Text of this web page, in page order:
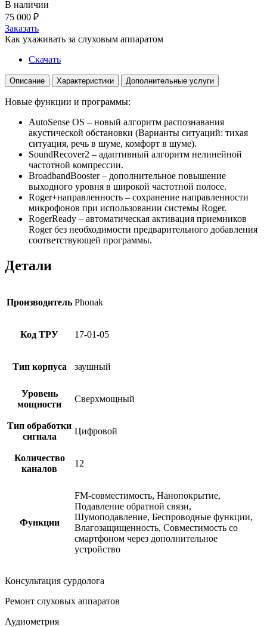
В наличии
75 000 ₽
Заказать
Как ухаживать за слуховым аппаратом
Скачать
Описание Характеристики Дополнительные услуги
Новые функции и программы:
AutoSense OS – новый алгоритм распознавания
акустической обстановки (Варианты ситуаций: тихая
ситуация, речь в шуме, комфорт в шуме).
SoundRecover2 – адаптивный алгоритм нелинейной
частотной компрессии.
BroadbandBooster – дополнительное повышение
выходного уровня в широкой частотной полосе.
Roger+направленность – сохранение направленности
микрофонов при использовании системы Roger.
RogerReady – автоматическая активация приемников
Roger без необходимости предварительного добавления
соответствующей программы.
Детали
Производитель Phonak
Код ТРУ 17-01-05
Тип корпуса заушный
Уровень
мощности
Сверхмощный
Тип обработки
сигнала
Цифровой
Количество
каналов
12
Функции
FM-совместимость, Нанопокрытие,
Подавление обратной связи,
Шумоподавление, Беспроводные функции,
Влагозащищенность, Совместимость со
смартфоном через дополнительное
устройство
Консультация сурдолога
Ремонт слуховых аппаратов
Аудиометрия